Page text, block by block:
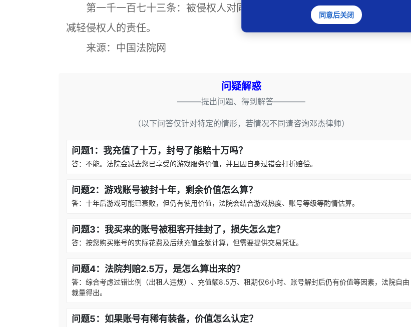
第一千一百七十三条：被侵权人对同一损害的发生或者扩大有过错的，可以
减轻侵权人的责任。
来源：中国法院网
问疑解惑
———提出问题、得到解答————
（以下问答仅针对特定的情形，若情况不同请咨询邓杰律师）
问题1：我充值了十万，封号了能赔十万吗？
答：不能。法院会减去您已享受的游戏服务价值，并且因自身过错会打折赔偿。
问题2：游戏账号被封十年，剩余价值怎么算？
答：十年后游戏可能已衰败，但仍有使用价值，法院会结合游戏热度、账号等级等酌情估算。
问题3：我买来的账号被租客开挂封了，损失怎么定？
答：按您购买账号的实际花费及后续充值金额计算，但需要提供交易凭证。
问题4：法院判赔2.5万，是怎么算出来的？
答：综合考虑过错比例（出租人违规）、充值额8.5万、租期仅6小时、账号解封后仍有价值等因素，法院自由
裁量得出。
问题5：如果账号有稀有装备，价值怎么认定？
同意后关闭